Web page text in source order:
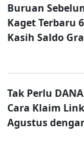
Buruan
Kaget Terbaru
Kasih Saldo
Tak Perlu
Cara Klaim
Agustus